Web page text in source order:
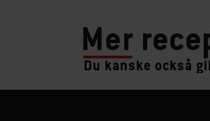
Mer
Du kanske också